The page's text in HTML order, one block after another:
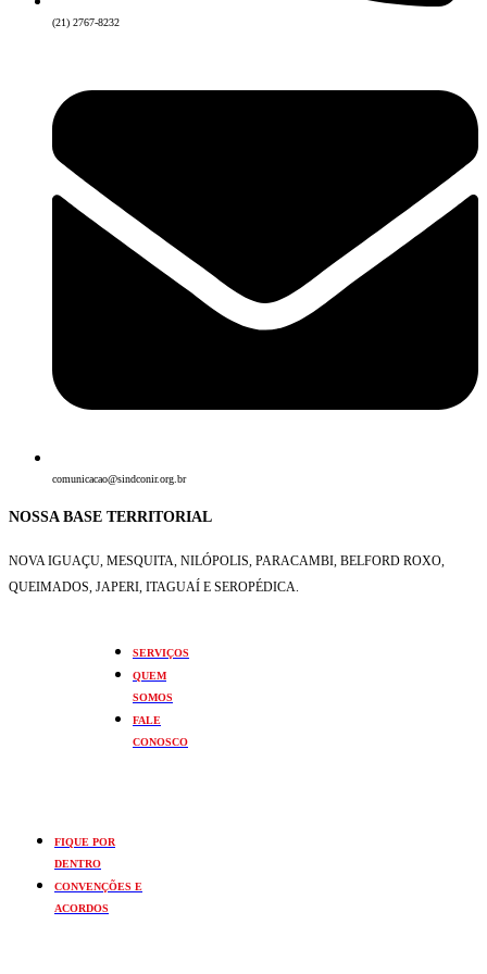
(21) 2767-8232
comunicacao@sindconir.org.br
NOSSA BASE TERRITORIAL
NOVA IGUAÇU, MESQUITA, NILÓPOLIS, PARACAMBI, BELFORD ROXO,
QUEIMADOS, JAPERI, ITAGUAÍ E SEROPÉDICA.
SERVIÇOS
QUEM
SOMOS
FALE
CONOSCO
FIQUE POR
DENTRO
CONVENÇÕES E
ACORDOS